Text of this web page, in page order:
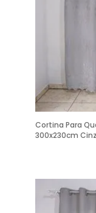
Cortina Para
300x230cm